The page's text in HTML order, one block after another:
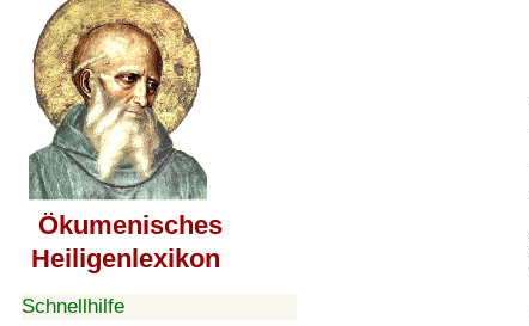
Ökumenisches
Heiligenlexikon
Schnellhilfe